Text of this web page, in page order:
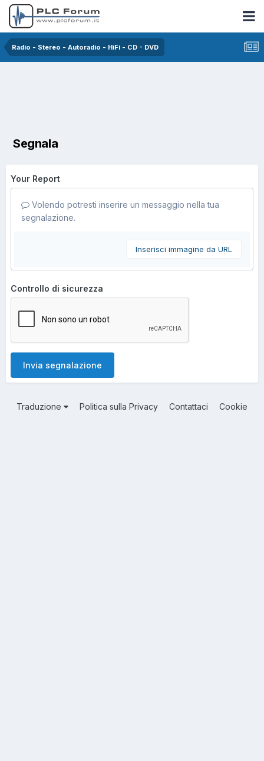
Radio - Stereo - Autoradio - HiFi - CD - DVD
Segnala
Your Report
Volendo potresti inserire un messaggio nella tua
segnalazione.
Inserisci immagine da URL
Controllo di sicurezza
Invia segnalazione
Traduzione Politica sulla Privacy Contattaci Cookie